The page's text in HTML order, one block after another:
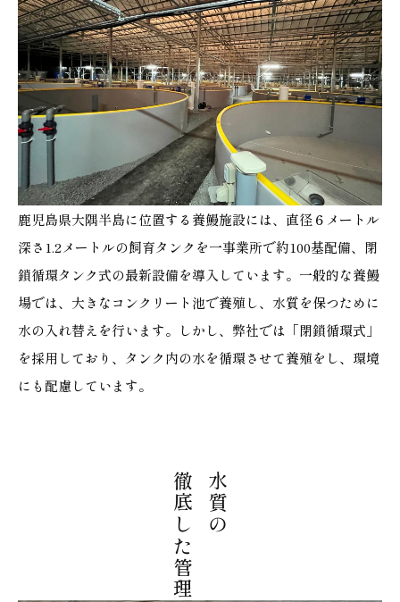
鹿児島県大隅半島に位置する養鰻施設には、直径６メートル
深さ1.2メートルの飼育タンクを一事業所で約100基配備、閉
鎖循環タンク式の最新設備を導入しています。一般的な養鰻
場では、大きなコンクリート池で養殖し、水質を保つために
水の入れ替えを行います。しかし、弊社では「閉鎖循環式」
を採用しており、タンク内の水を循環させて養殖をし、環境
にも配慮しています。
水質の
徹底した管理